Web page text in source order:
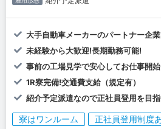
大手自動車メーカーのパートナー企
未経験から大歓迎!長期勤務可能!
事前の工場見学で安心してお仕事開
1R寮完備!交通費支給（規定有）
紹介予定派遣なので正社員登用を目
寮はワンルーム 正社員登用制度